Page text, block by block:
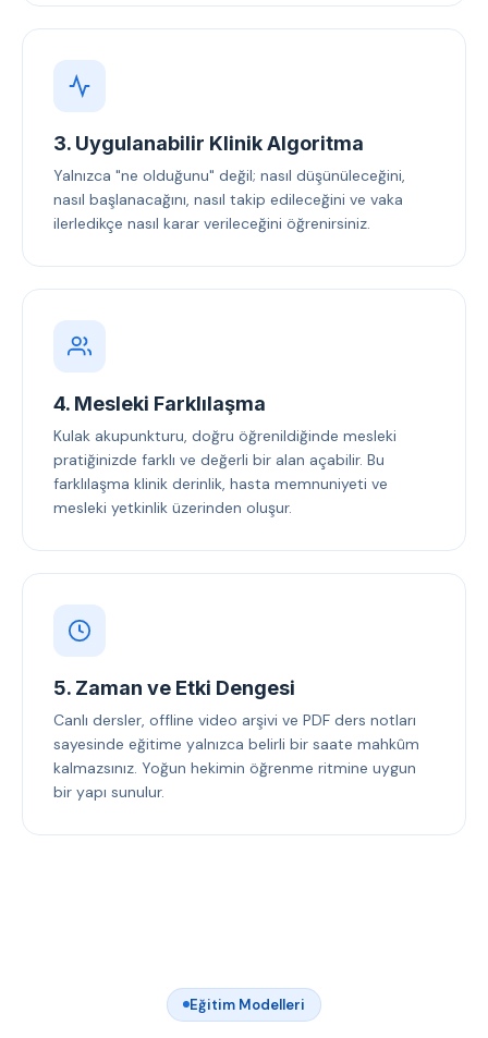
3. Uygulanabilir Klinik Algoritma
Yalnızca "ne olduğunu" değil; nasıl düşünüleceğini,
nasıl başlanacağını, nasıl takip edileceğini ve vaka
ilerledikçe nasıl karar verileceğini öğrenirsiniz.
4. Mesleki Farklılaşma
Kulak akupunkturu, doğru öğrenildiğinde mesleki
pratiğinizde farklı ve değerli bir alan açabilir. Bu
farklılaşma klinik derinlik, hasta memnuniyeti ve
mesleki yetkinlik üzerinden oluşur.
5. Zaman ve Etki Dengesi
Canlı dersler, offline video arşivi ve PDF ders notları
sayesinde eğitime yalnızca belirli bir saate mahkûm
kalmazsınız. Yoğun hekimin öğrenme ritmine uygun
bir yapı sunulur.
Eğitim Modelleri